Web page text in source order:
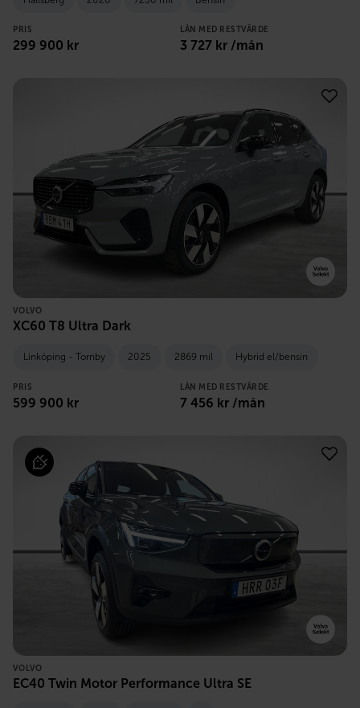
PRIS
299 900 kr
LÅN MED RESTVÄRDE
3 727 kr /mån
VOLVO
XC60 T8 Ultra Dark
Linköping - Tornby 2025 2869 mil Hybrid el/bensin
PRIS
599 900 kr
LÅN MED RESTVÄRDE
7 456 kr /mån
VOLVO
EC40 Twin Motor Performance Ultra SE